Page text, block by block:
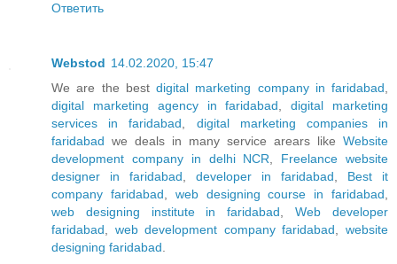
Ответить
Webstod 14.02.2020, 15:47
We are the best digital marketing company in faridabad,
digital marketing agency in faridabad,digital marketing
services in faridabad, digital marketing companies in
faridabad we deals in many service arears like Website
development company in delhi NCR, Freelance website
designer in faridabad, developer in faridabad, Best it
company faridabad, web designing course in faridabad,
web designing institute in faridabad,Web developer
faridabad, web development company faridabad,website
designing faridabad.